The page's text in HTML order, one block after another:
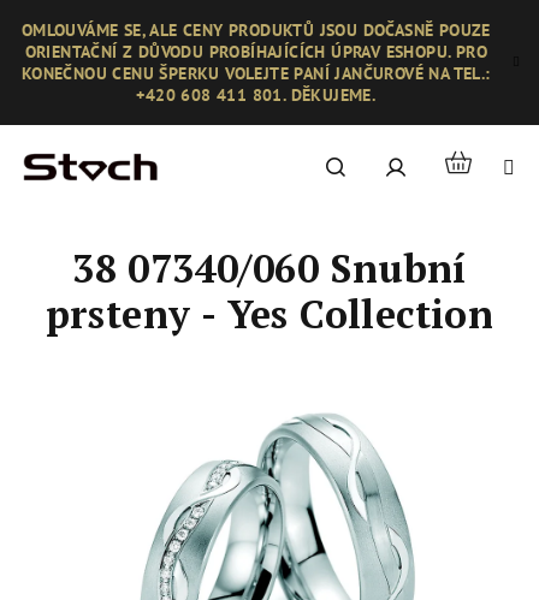
obsah
OMLOUVÁME SE, ALE CENY PRODUKTŮ JSOU DOČASNĚ POUZE
ORIENTAČNÍ Z DŮVODU PROBÍHAJÍCÍCH ÚPRAV ESHOPU. PRO
KONEČNOU CENU ŠPERKU VOLEJTE PANÍ JANČUROVÉ NA TEL.:
+420 608 411 801. DĚKUJEME.
Hledat PřihlášeníNákupní
38 07340/060 Snubní
prsteny - Yes Collection